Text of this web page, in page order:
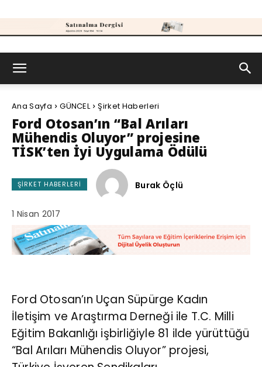
Ana Sayfa GÜNCEL Şirket Haberleri
Ford Otosan’ın “Bal Arıları
Mühendis Oluyor” projesine
TİSK’ten İyi Uygulama Ödülü
ŞIRKET HABERLERI Burak Öçlü
1 Nisan 2017
Ford Otosan’ın Uçan Süpürge Kadın
İletişim ve Araştırma Derneği ile T.C. Milli
Eğitim Bakanlığı işbirliğiyle 81 ilde yürüttüğü
“Bal Arıları Mühendis Oluyor” projesi,